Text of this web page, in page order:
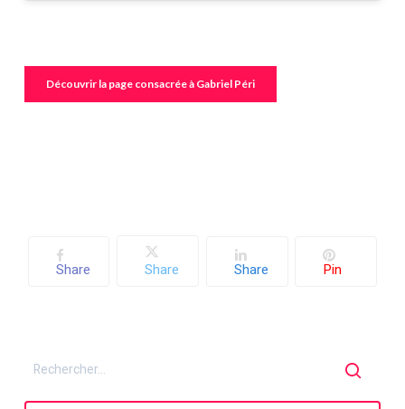
Découvrir la page consacrée à Gabriel Péri
Share Share Share Pin